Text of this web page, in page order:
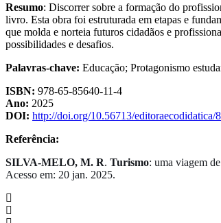
Resumo: Discorrer sobre a formação do
livro. Esta obra foi estruturada em etapas e
que molda e norteia futuros cidadãos e
possibilidades e desafios.
Palavras-chave: Educação; Protagonismo
ISBN: 978-65-85640-11-4
Ano: 2025
DOI: http://doi.org/10.56713/editoraecodidatica/
Referência:
SILVA-MELO, M. R. Turismo: uma viagem
Acesso em: 20 jan. 2025.